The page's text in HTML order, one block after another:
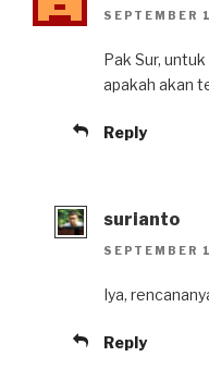
SEPTEMBER
Pak Sur,
apakah akan
Reply
surianto
SEPTEMBER
Iya,
Reply